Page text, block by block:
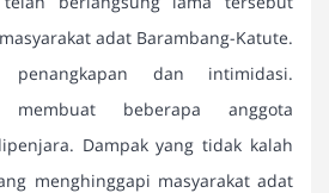
adat Barambang-Katute.
penangkapan dan intimidasi.
beberapa anggota
Dampak yang tidak kalah
menghinggapi masyarakat adat